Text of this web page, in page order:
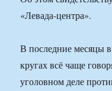
«Левада-центра».
В последние месяцы
кругах всё чаще
уголовном деле